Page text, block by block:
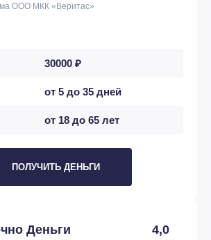
ООО МКК «Веритас»
30000 ₽
от 5 до 35 дней
от 18 до 65 лет
ПОЛУЧИТЬ ДЕНЬГИ
Деньги 4,0